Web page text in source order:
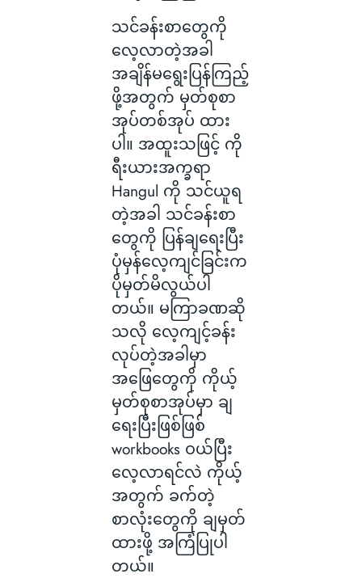
သင်ခန်းစာတွေကို
လေ့လာတဲ့အခါ
အချိန်မရွေးပြန်ကြည့်
ဖို့အတွက် မှတ်စုစာ
အုပ်တစ်အုပ် ထား
ပါ။ အထူးသဖြင့် ကို
ရီးယားအက္ခရာ
Hangul ကို သင်ယူရ
တဲ့အခါ သင်ခန်းစာ
တွေကို ပြန်ချရေးပြီး
ပုံမှန်လေ့ကျင်ခြင်းက
ပိုမှတ်မိလွယ်ပါ
တယ်။ မကြာခဏဆို
သလို လေ့ကျင့်ခန်း
လုပ်တဲ့အခါမှာ
အဖြေတွေကို ကိုယ့်
မှတ်စုစာအုပ်မှာ ချ
ရေးပြီးဖြစ်ဖြစ်
workbooks ဝယ်ပြီး
လေ့လာရင်လဲ ကိုယ့်
အတွက် ခက်တဲ့
စာလုံးတွေကို ချမှတ်
ထားဖို့ အကြံပြုပါ
တယ်။